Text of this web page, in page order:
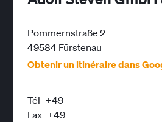
Pommernstraße 2
49584 Fürstenau
Obtenir un itinéraire dans
Tél +49
Fax +49